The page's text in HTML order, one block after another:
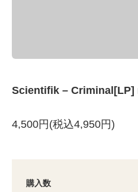
Scientifik – Criminal[LP]
4,500円(税込4,950円)
購入数